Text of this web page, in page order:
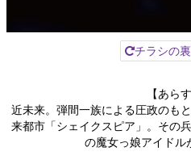
チラシの
【あら
近未来。弾間一族による圧政のも
来都市「シェイクスピア」。その
の魔女っ娘アイドル